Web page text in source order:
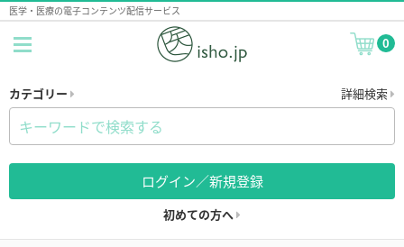
医学・医療の電子コンテンツ配信サービス
0
カテゴリー 詳細検索
ログイン／新規登録
初めての方へ